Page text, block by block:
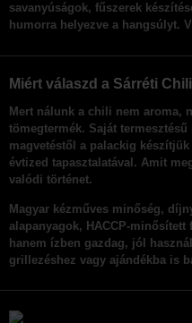
savanyúságok, fűszerek
humorra helyezve a hangsúlyt.
Miért válaszd a Sárréti
Mert nálunk a chili nem aroma,
tömegtermék. Saját
magvetéstől a palackig
évtized tapasztalatával. Amit
valódi történet.
Magyar kézműves minőség,
alapanyagok, HACCP-
hanem ízben gazdag, jól
grillezéshez vagy ajándékba is